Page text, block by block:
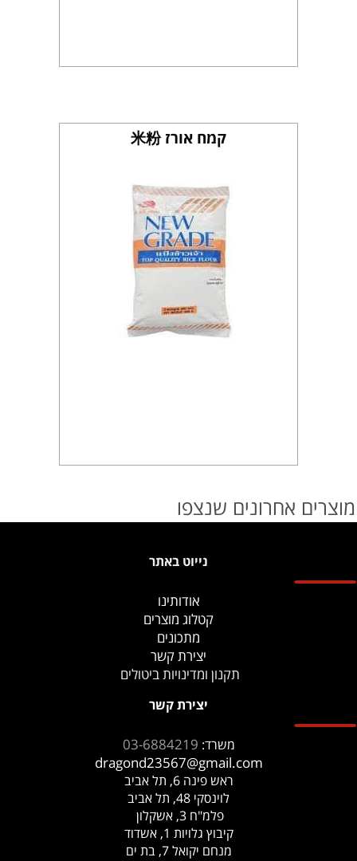
קמח אורז 米粉
מוצרים אחרונים שנצפו
נייוט באתר
אודותינו
קטלוג מוצרים
מתכונים
יצירת קשר
תקנון ומדינויות ביטולים
יצירת קשר
משרד: 03-6884219
dragond23567@gmail.com
ראש פינה 6, תל אביב
לוינסקי 48, תל אביב
פלמ"ח 3, אשקלון
קיבוץ גלויות 1, אשדוד
מנחם יקואל 7, בת ים